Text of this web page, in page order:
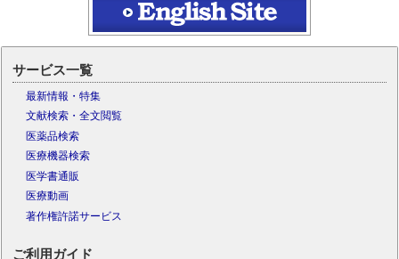
サービス一覧
最新情報・特集
文献検索・全文閲覧
医薬品検索
医療機器検索
医学書通販
医療動画
著作権許諾サービス
ご利用ガイド